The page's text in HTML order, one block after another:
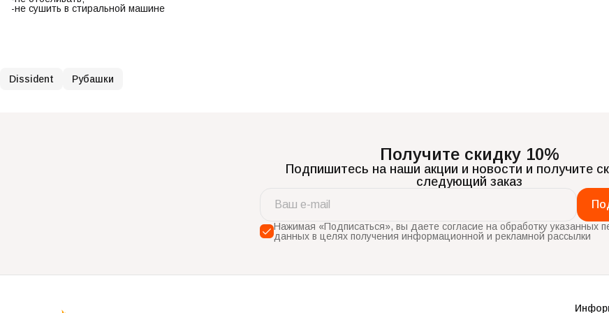
-не сушить в стиральной машине
Dissident Рубашки
Получите скидку 10%
Подпишитесь на наши акции и новости и получите
следующий заказ
Нажимая «Подписаться», вы даете согласие на обработку указанных
данных в целях получения информационной и рекламной рассылки